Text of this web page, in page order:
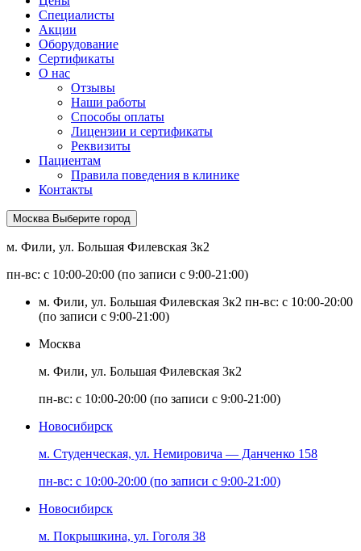
Специалисты
Акции
Оборудование
Сертификаты
О нас
Отзывы
Наши работы
Способы оплаты
Лицензии и сертификаты
Реквизиты
Пациентам
Правила поведения в клинике
Контакты
Москва Выберите город
м. Фили, ул. Большая Филевская 3к2
пн-вс: с 10:00-20:00 (по записи с 9:00-21:00)
м. Фили, ул. Большая Филевская 3к2 пн-вс: с 10:00-20:00
(по записи с 9:00-21:00)
Москва
м. Фили, ул. Большая Филевская 3к2
пн-вс: с 10:00-20:00 (по записи с 9:00-21:00)
Новосибирск
м. Студенческая, ул. Немировича — Данченко 158
пн-вс: с 10:00-20:00 (по записи с 9:00-21:00)
Новосибирск
м. Покрышкина, ул. Гоголя 38